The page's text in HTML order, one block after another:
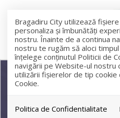
Bragadiru City utilizează
personaliza și îmbunătăți
nostru. Înainte de a continua
nostru te rugăm să aloci
înțelege conținutul Politicii de
navigării pe Website-ul nostru
utilizării fişierelor de tip cookie
Cookie.
Politica de Confidentialitate
Image